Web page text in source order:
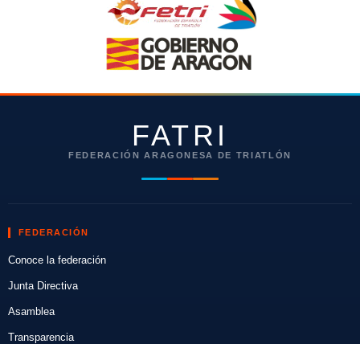
FATRI
FEDERACIÓN ARAGONESA DE TRIATLÓN
FEDERACIÓN
Conoce la federación
Junta Directiva
Asamblea
Transparencia